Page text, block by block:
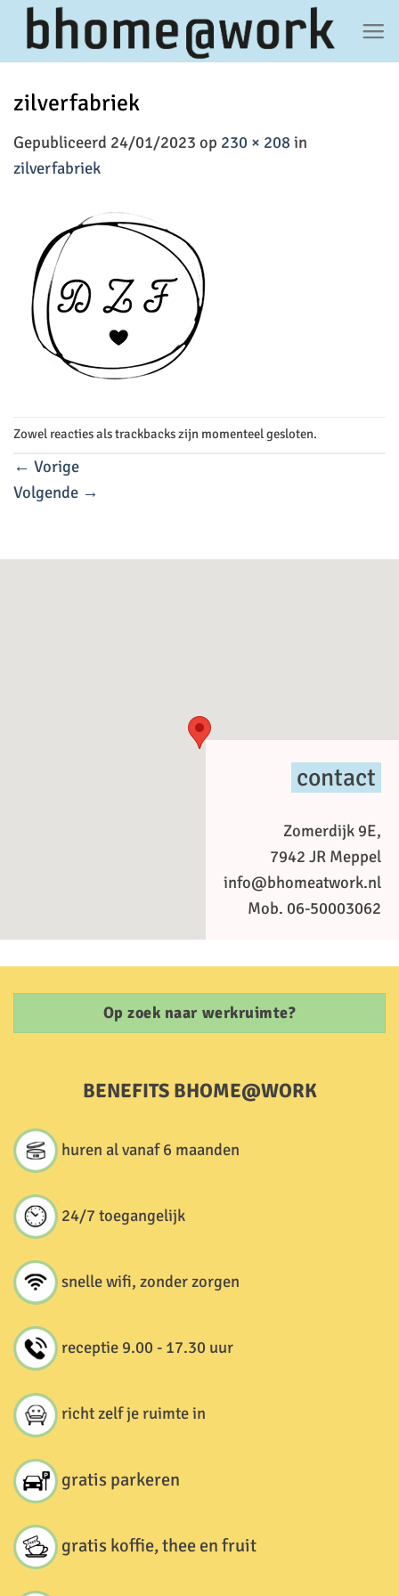
inhoud
zilverfabriek
Gepubliceerd 24/01/2023 op 230 × 208 in
zilverfabriek
Zowel reacties als trackbacks zijn momenteel gesloten.
← Vorige
Volgende →
contact
Zomerdijk 9E,
7942 JR Meppel
info@bhomeatwork.nl
Mob. 06-50003062
Op zoek naar werkruimte?
BENEFITS BHOME@WORK
huren al vanaf 6 maanden
24/7 toegangelijk
snelle wifi, zonder zorgen
receptie 9.00 - 17.30 uur
richt zelf je ruimte in
gratis parkeren
gratis koffie, thee en fruit